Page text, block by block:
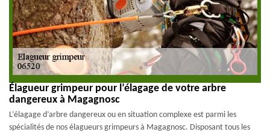
Élagueur grimpeur pour l’élagage de votre arbre
dangereux à Magagnosc
L’élagage d’arbre dangereux ou en situation complexe est parmi les
spécialités de nos élagueurs grimpeurs à Magagnosc. Disposant tous les